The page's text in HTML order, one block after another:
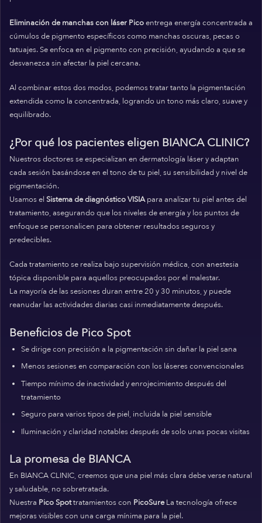
Eliminación de manchas con láser Picoentrega energía concentrada a
cúmulos de pigmento específicos como manchas oscuras, pecas o
tatuajes. Se enfoca en el pigmento con precisión, ayudando a que se
desvanezca sin afectar la piel cercana.
Al combinar estos dos modos, podemos tratar tanto la pigmentación
extendida como la concentrada, logrando un tono más claro, suave y
equilibrado.
¿Por qué los pacientes eligen BIANCA CLINIC?
Nuestros doctores se especializan en dermatología láser y adaptan
cada sesión basándose en el tono de tu piel, su sensibilidad y nivel de
pigmentación.
Usamos el Sistema de diagnóstico VISIApara analizar tu piel antes del
tratamiento, asegurando que los niveles de energía y los puntos de
enfoque se personalicen para obtener resultados seguros y
predecibles.
Cada tratamiento se realiza bajo supervisión médica, con anestesia
tópica disponible para aquellos preocupados por el malestar.
La mayoría de las sesiones duran entre 20 y 30 minutos, y puede
reanudar las actividades diarias casi inmediatamente después.
Beneficios de Pico Spot
Se dirige con precisión a la pigmentación sin dañar la piel sana
Menos sesiones en comparación con los láseres convencionales
Tiempo mínimo de inactividad y enrojecimiento después del
tratamiento
Seguro para varios tipos de piel, incluida la piel sensible
Iluminación y claridad notables después de solo unas pocas visitas
La promesa de BIANCA
En BIANCA CLINIC, creemos que una piel más clara debe verse natural
y saludable, no sobretratada.
Nuestra Pico Spottratamientos con PicoSureLa tecnología ofrece
mejoras visibles con una carga mínima para la piel.